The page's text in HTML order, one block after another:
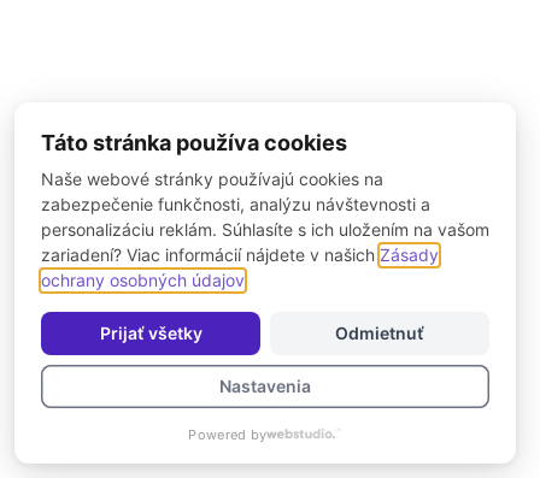
Táto stránka používa cookies
Naše webové stránky používajú cookies na
zabezpečenie funkčnosti, analýzu návštevnosti a
personalizáciu reklám. Súhlasíte s ich uložením na vašom
zariadení? Viac informácií nájdete v našich Zásady
ochrany osobných údajov
Prijať všetky Odmietnuť
Nastavenia
Powered by